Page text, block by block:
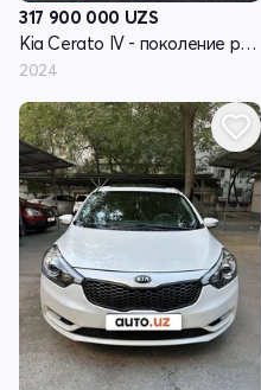
317 900 000 UZS
Kia Cerato IV - поколение рестайлинг
2024